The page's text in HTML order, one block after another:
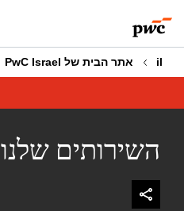
il אתר הבית של PwC Israel
השירותים שלנו